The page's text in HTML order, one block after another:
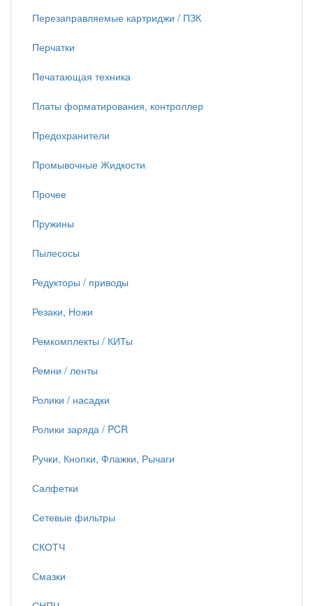
Перезаправляемые картриджи / ПЗК
Перчатки
Печатающая техника
Платы форматирования, контроллер
Предохранители
Промывочные Жидкости
Прочее
Пружины
Пылесосы
Редукторы / приводы
Резаки, Ножи
Ремкомплекты / КИТы
Ремни / ленты
Ролики / насадки
Ролики заряда / PCR
Ручки, Кнопки, Флажки, Рычаги
Салфетки
Сетевые фильтры
СКОТЧ
Смазки